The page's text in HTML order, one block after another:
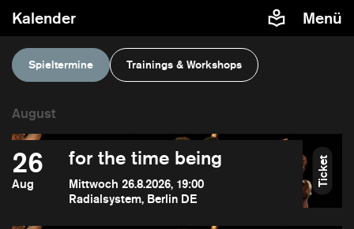
Kalender Menü
Spieltermine Trainings & Workshops
26
Aug
for the time being
Mittwoch 26.8.2026, 19:00
Radialsystem, Berlin DE
Ticket